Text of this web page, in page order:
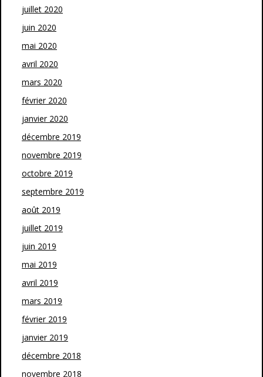
juillet 2020
juin 2020
mai 2020
avril 2020
mars 2020
février 2020
janvier 2020
décembre 2019
novembre 2019
octobre 2019
septembre 2019
août 2019
juillet 2019
juin 2019
mai 2019
avril 2019
mars 2019
février 2019
janvier 2019
décembre 2018
novembre 2018